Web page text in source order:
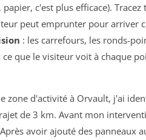
c'est plus efficace). Tracez
peut emprunter pour arriver
: les carrefours, les ronds-
que le visiteur voit à chaque
zone d'activité à Orvault, j'ai
de 3 km. Avant mon
avoir ajouté des panneaux